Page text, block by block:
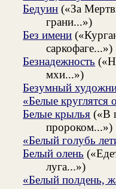
Бедуин («За
грани...»)
Без имени
саркофаге...»)
Безнадежность
мхи...»)
Безумный
«Белые круглятся
Белые крылья («В
пророком...»)
«Белый голубь
Белый олень
луга...»)
«Белый полдень,